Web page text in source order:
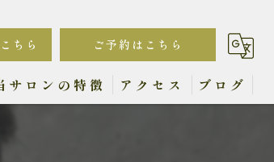
ちら ご予約はこちら
サロンの特徴 アクセス ブログ